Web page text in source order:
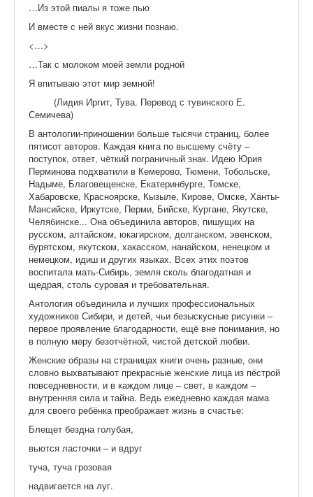
…Из этой пиалы я тоже пью
И вместе с ней вкус жизни познаю.
<…>
…Так с молоком моей земли родной
Я впитываю этот мир земной!
(Лидия Иргит, Тува. Перевод с тувинского Е.
Семичева)
В антологии-приношении больше тысячи страниц, более
пятисот авторов. Каждая книга по высшему счёту –
поступок, ответ, чёткий пограничный знак. Идею Юрия
Перминова подхватили в Кемерово, Тюмени, Тобольске,
Надыме, Благовещенске, Екатеринбурге, Томске,
Хабаровске, Красноярске, Кызыле, Кирове, Омске, Ханты-
Мансийске, Иркутске, Перми, Бийске, Кургане, Якутске,
Челябинске... Она объединила авторов, пишущих на
русском, алтайском, юкагирском, долганском, эвенском,
бурятском, якутском, хакасском, нанайском, ненецком и
немецком, идиш и других языках. Всех этих поэтов
воспитала мать-Сибирь, земля сколь благодатная и
щедрая, столь суровая и требовательная.
Антология объединила и лучших профессиональных
художников Сибири, и детей, чьи безыскусные рисунки –
первое проявление благодарности, ещё вне понимания, но
в полную меру безотчётной, чистой детской любви.
Женские образы на страницах книги очень разные, они
словно выхватывают прекрасные женские лица из пёстрой
повседневности, и в каждом лице – свет, в каждом –
внутренняя сила и тайна. Ведь ежедневно каждая мама
для своего ребёнка преображает жизнь в счастье:
Блещет бездна голубая,
вьются ласточки – и вдруг
туча, туча грозовая
надвигается на луг.